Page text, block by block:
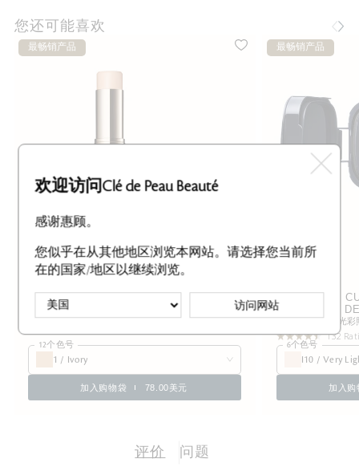
您还可能喜欢
最畅销产品
遮盖瑕疵，并运用注重肌肤需求的成分改善肤质
12个色号
1 / Ivory
加入购物袋 78.00美元
最畅销产品
RADIANT
塑造光彩
132
6个色号
I10 / Very
加入购
评价 问题
欢迎访问Clé de Peau Beauté
感谢惠顾。
您似乎在从其他地区浏览本网站。请选择您当前所
在的国家/地区以继续浏览。
访问网站